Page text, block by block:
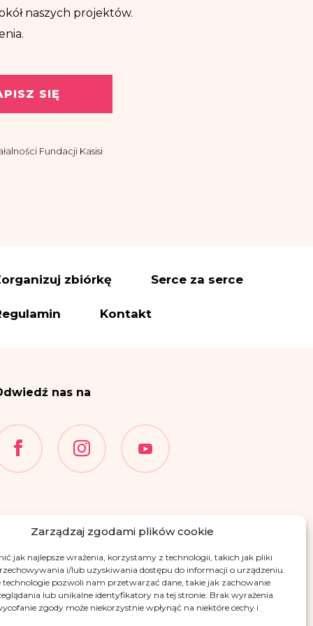
Zarządzaj zgodami plików cookie
jak najlepsze wrażenia, korzystamy z technologii, takich jak pliki
i/lub uzyskiwania dostępu do informacji o urządzeniu.
technologie pozwoli nam przetwarzać dane, takie jak zachowanie
lub unikalne identyfikatory na tej stronie. Brak wyrażenia
zgody może niekorzystnie wpłynąć na niektóre cechy i
naszych projektów.
SIĘ
Fundacji Kasisi
podstawie przepisów
z newslettera
w punktach
ograniczenia
danych.
Osobowych, w
o ochronie
zbiórkę Serce za serce
Kontakt
nas na